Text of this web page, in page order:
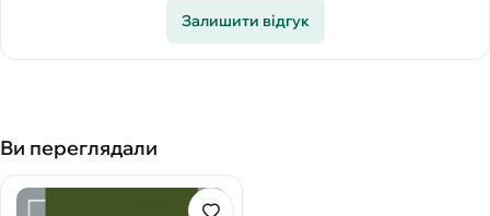
Залишити відгук
Ви переглядали